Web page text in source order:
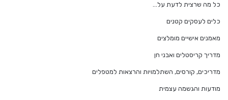
כל מה שרצית לדעת על…
כלים לעסקים קטנים
מאמנים אישיים מומלצים
מדריך קריסטלים ואבני חן
מדריכים, קורסים, השתלמויות והרצאות למטפלים
מודעות והגשמה עצמית